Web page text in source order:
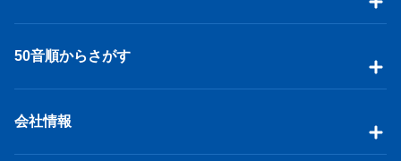
50音順からさがす
会社情報